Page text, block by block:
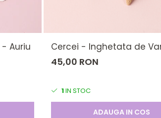
Auriu Cercei - Inghetata de
45,00 RON
1IN STOC
ADAUGA IN COS